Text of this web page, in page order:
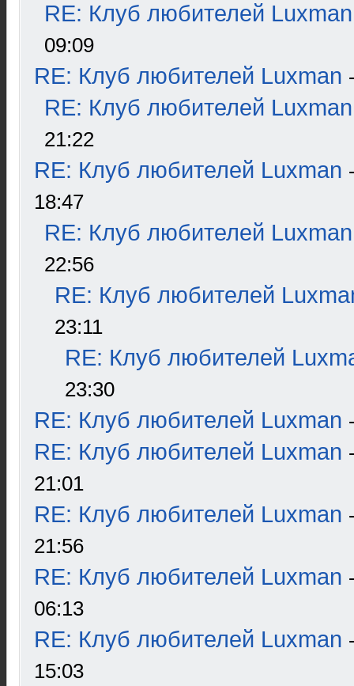
RE: Клуб любителей Luxman
09:09
RE: Клуб любителей Luxman
RE: Клуб любителей Luxman
21:22
RE: Клуб любителей Luxman
18:47
RE: Клуб любителей Luxman
22:56
RE: Клуб любителей
23:11
RE: Клуб любителей
23:30
RE: Клуб любителей Luxman
RE: Клуб любителей Luxman
21:01
RE: Клуб любителей Luxman
21:56
RE: Клуб любителей Luxman
06:13
RE: Клуб любителей Luxman
15:03